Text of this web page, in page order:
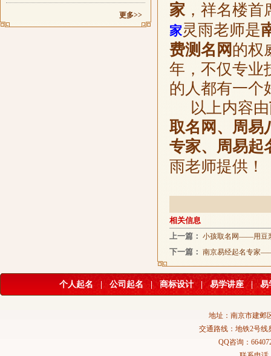
更多>>
家，祥名楼首
家灵雨老师是
费测名网的权
年，不仅专业
的人都有一个
以上内容由
取名网、周易
专家、周易起
雨老师提供！
相关信息
上一篇： 小孩取名网——用豆
下一篇： 南京易经起名专家
个人起名 公司起名 | 商标设计 | 易学讲座 | 易
地址：南京市建邺
交通路线：地铁2号线
QQ咨询：